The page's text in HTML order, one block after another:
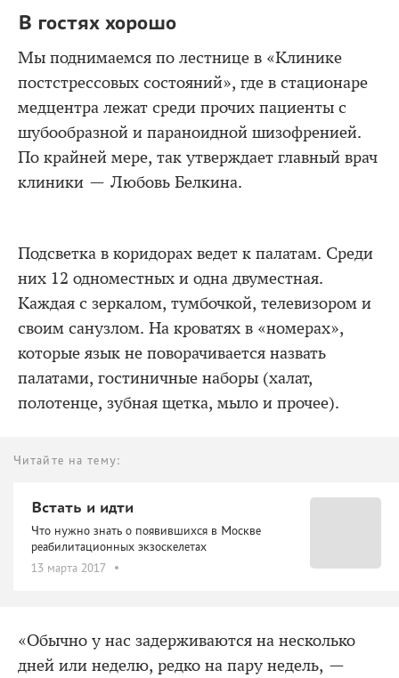
В гостях хорошо
Мы поднимаемся по лестнице в «Клинике
постстрессовых состояний», где в стационаре
медцентра лежат среди прочих пациенты с
шубообразной и параноидной шизофренией.
По крайней мере, так утверждает главный врач
клиники — Любовь Белкина.
Подсветка в коридорах ведет к палатам. Среди
них 12 одноместных и одна двуместная.
Каждая с зеркалом, тумбочкой, телевизором и
своим санузлом. На кроватях в «номерах»,
которые язык не поворачивается назвать
палатами, гостиничные наборы (халат,
полотенце, зубная щетка, мыло и прочее).
Читайте на тему:
Встать и идти
Что нужно знать о появившихся в Москве
реабилитационных экзоскелетах
13 марта 2017
«Обычно у нас задерживаются на несколько
дней или неделю, редко на пару недель, —